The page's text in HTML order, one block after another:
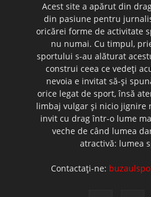
Acest site a apărut din
din pasiune pentru
oricărei forme de activitate
nu numai. Cu timpul,
sportului s-au alăturat
construi ceea ce vedeţi
nevoia e invitat să-şi
orice legat de sport, însă
limbaj vulgar şi nicio jignire
invit cu drag într-o lume
veche de când lumea
atractivă: lumea
Contactați-ne: